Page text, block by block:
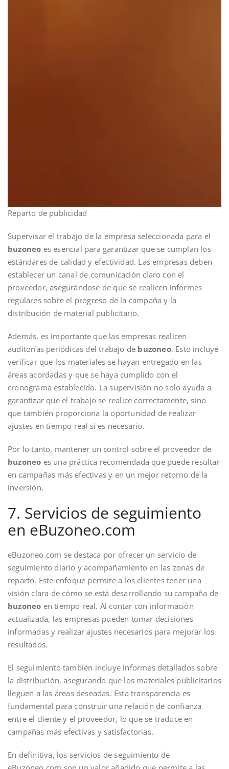
Reparto de publicidad
Supervisar el trabajo de la empresa seleccionada para el
buzoneo es esencial para garantizar que se cumplan los
estándares de calidad y efectividad. Las empresas deben
establecer un canal de comunicación claro con el
proveedor, asegurándose de que se realicen informes
regulares sobre el progreso de la campaña y la
distribución de material publicitario.
Además, es importante que las empresas realicen
auditorías periódicas del trabajo de buzoneo. Esto incluye
verificar que los materiales se hayan entregado en las
áreas acordadas y que se haya cumplido con el
cronograma establecido. La supervisión no solo ayuda a
garantizar que el trabajo se realice correctamente, sino
que también proporciona la oportunidad de realizar
ajustes en tiempo real si es necesario.
Por lo tanto, mantener un control sobre el proveedor de
buzoneo es una práctica recomendada que puede resultar
en campañas más efectivas y en un mejor retorno de la
inversión.
7. Servicios de seguimiento
en eBuzoneo.com
eBuzoneo.com se destaca por ofrecer un servicio de
seguimiento diario y acompañamiento en las zonas de
reparto. Este enfoque permite a los clientes tener una
visión clara de cómo se está desarrollando su campaña de
buzoneo en tiempo real. Al contar con información
actualizada, las empresas pueden tomar decisiones
informadas y realizar ajustes necesarios para mejorar los
resultados.
El seguimiento también incluye informes detallados sobre
la distribución, asegurando que los materiales publicitarios
lleguen a las áreas deseadas. Esta transparencia es
fundamental para construir una relación de confianza
entre el cliente y el proveedor, lo que se traduce en
campañas más efectivas y satisfactorias.
En definitiva, los servicios de seguimiento de